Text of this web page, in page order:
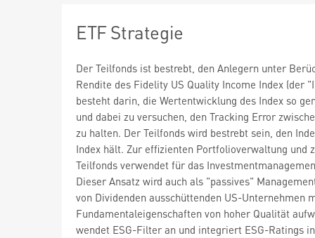
ETF Strategie
Der Teilfonds ist bestrebt, den Anlegern unter
Rendite des Fidelity US Quality Income Index (der
besteht darin, die Wertentwicklung des Index so
und dabei zu versuchen, den Tracking Error
zu halten. Der Teilfonds wird bestrebt sein, den
Index hält. Zur effizienten Portfolioverwaltung und
Teilfonds verwendet für das
Dieser Ansatz wird auch als "passives"
von Dividenden ausschüttenden US-
Fundamentaleigenschaften von hoher Qualität
wendet ESG-Filter an und integriert ESG-Ratings